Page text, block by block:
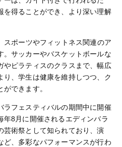
を得ることができ、より深い理解
スポーツやフィットネス関連のア
。サッカーやバスケットボールな
やピラティスのクラスまで、幅広
り、学生は健康を維持しつつ、ク
できます。
ラフェスティバルの期間中に開催
年8月に開催されるエディンバラ
芸術祭として知られており、演
ど、多彩なパフォーマンスが行わ